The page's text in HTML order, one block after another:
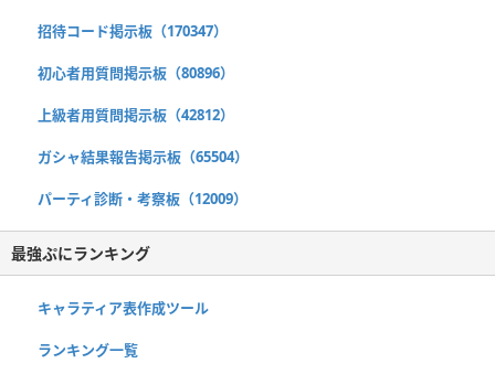
招待コード掲示板（170347）
初心者用質問掲示板（80896）
上級者用質問掲示板（42812）
ガシャ結果報告掲示板（65504）
パーティ診断・考察板（12009）
最強ぷにランキング
キャラティア表作成ツール
ランキング一覧